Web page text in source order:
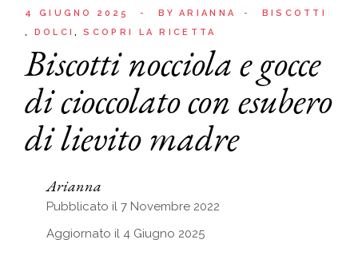
4 GIUGNO 2025 BY ARIANNA
BISCOTTI
DOLCI
SCOPRI LA RICETTA
Biscotti nocciola e gocce
di cioccolato con esubero
di lievito madre
Arianna
Pubblicato il 7 Novembre 2022
Aggiornato il 4 Giugno 2025